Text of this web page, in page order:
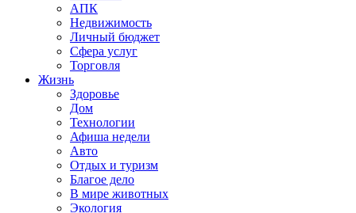
АПК
Недвижимость
Личный бюджет
Сфера услуг
Торговля
Жизнь
Здоровье
Дом
Технологии
Афиша недели
Авто
Отдых и туризм
Благое дело
В мире животных
Экология